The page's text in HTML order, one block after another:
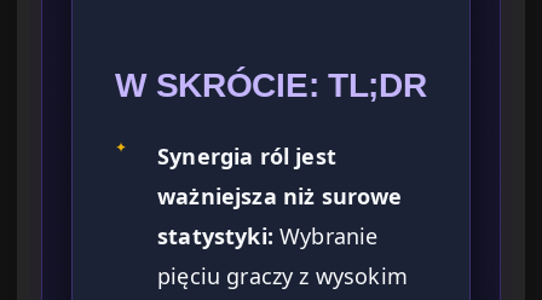
W SKRÓCIE: TL;DR
✦
Synergia ról jest
ważniejsza niż surowe
statystyki: Wybranie
pięciu graczy z wysokim